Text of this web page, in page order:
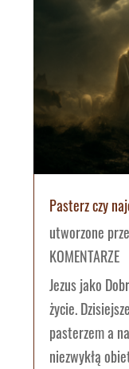
Pasterz czy
utworzone
KOMENTARZE
Jezus jako
życie.
pasterzem a
niezwykłą